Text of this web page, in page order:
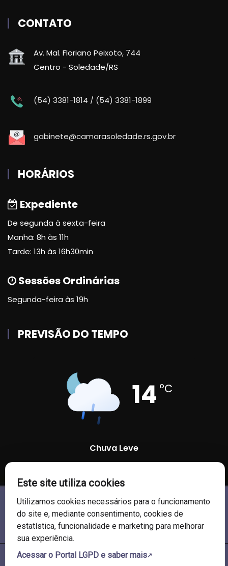
CONTATO
Av. Mal. Floriano Peixoto, 744
Centro - Soledade/RS
(54) 3381-1814 / (54) 3381-1899
gabinete@camarasoledade.rs.gov.br
HORÁRIOS
Expediente
De segunda à sexta-feira
Manhã: 8h às 11h
Tarde: 13h às 16h30min
Sessões Ordinárias
Segunda-feira às 19h
PREVISÃO DO TEMPO
14 °C
Chuva Leve
97 % 1011 mb
Este site utiliza cookies
Utilizamos cookies necessários para o funcionamento
do site e, mediante consentimento, cookies de
estatística, funcionalidade e marketing para melhorar
sua experiência.
Acessar o Portal LGPD e saber mais